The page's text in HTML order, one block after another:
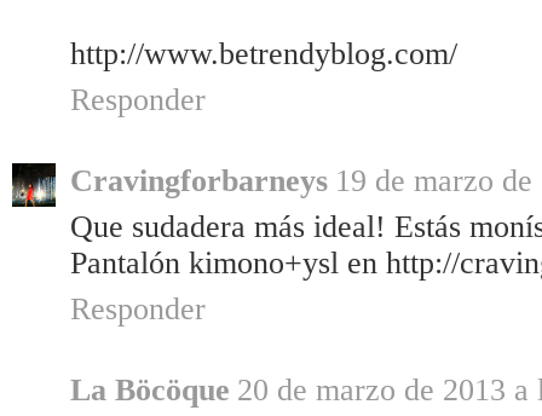
http://www.betrendyblog.com/
Responder
Cravingforbarneys 19 de marzo
Que sudadera más ideal! Estás
Pantalón kimono+ysl en http://
Responder
La Böcöque 20 de marzo de 2013 a